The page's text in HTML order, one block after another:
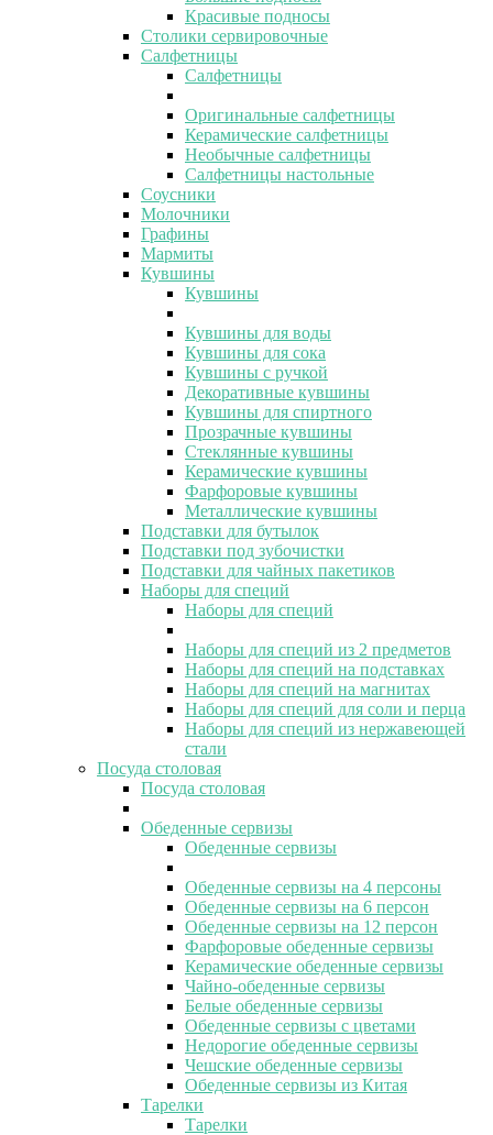
Красивые подносы
Столики сервировочные
Салфетницы
Салфетницы
Оригинальные салфетницы
Керамические салфетницы
Необычные салфетницы
Салфетницы настольные
Соусники
Молочники
Графины
Мармиты
Кувшины
Кувшины
Кувшины для воды
Кувшины для сока
Кувшины с ручкой
Декоративные кувшины
Кувшины для спиртного
Прозрачные кувшины
Стеклянные кувшины
Керамические кувшины
Фарфоровые кувшины
Металлические кувшины
Подставки для бутылок
Подставки под зубочистки
Подставки для чайных пакетиков
Наборы для специй
Наборы для специй
Наборы для специй из 2 предметов
Наборы для специй на подставках
Наборы для специй на магнитах
Наборы для специй для соли и перца
Наборы для специй из нержавеющей
стали
Посуда столовая
Посуда столовая
Обеденные сервизы
Обеденные сервизы
Обеденные сервизы на 4 персоны
Обеденные сервизы на 6 персон
Обеденные сервизы на 12 персон
Фарфоровые обеденные сервизы
Керамические обеденные сервизы
Чайно-обеденные сервизы
Белые обеденные сервизы
Обеденные сервизы с цветами
Недорогие обеденные сервизы
Чешские обеденные сервизы
Обеденные сервизы из Китая
Тарелки
Тарелки